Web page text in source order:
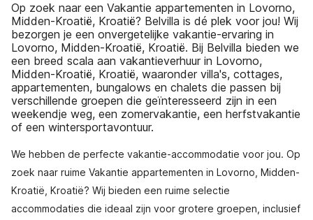
Op zoek naar een Vakantie appartementen in Lovorno,
Midden-Kroatië, Kroatië? Belvilla is dé plek voor jou! Wij
bezorgen je een onvergetelijke vakantie-ervaring in
Lovorno, Midden-Kroatië, Kroatië. Bij Belvilla bieden we
een breed scala aan vakantieverhuur in Lovorno,
Midden-Kroatië, Kroatië, waaronder villa's, cottages,
appartementen, bungalows en chalets die passen bij
verschillende groepen die geïnteresseerd zijn in een
weekendje weg, een zomervakantie, een herfstvakantie
of een wintersportavontuur.
We hebben de perfecte vakantie-accommodatie voor jou. Op
zoek naar ruime Vakantie appartementen in Lovorno, Midden-
Kroatië, Kroatië? Wij bieden een ruime selectie
accommodaties die ideaal zijn voor grotere groepen, inclusief